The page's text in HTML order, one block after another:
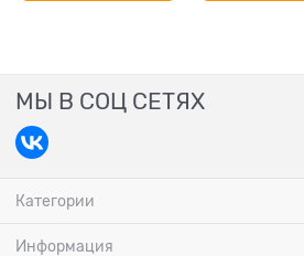
МЫ В СОЦ СЕТЯХ
Категории
Информация